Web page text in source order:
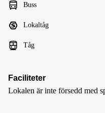
Buss
Lokaltåg
Tåg
Faciliteter
Lokalen är inte försedd med